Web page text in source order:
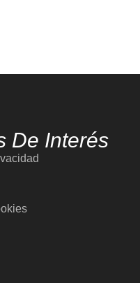
De Interés